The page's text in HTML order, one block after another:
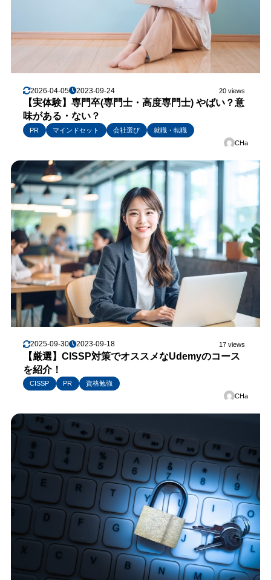
2026-04-05 2023-09-24 20 views
【実体験】専門卒(専門士・高度専門士) やばい？意
味がある・ない？
PR マインドセット 会社選び
就職・転職
CHa
2025-09-30 2023-09-18 17 views
【厳選】CISSP対策でオススメなUdemyのコース
を紹介！
CISSP PR
資格勉強
CHa